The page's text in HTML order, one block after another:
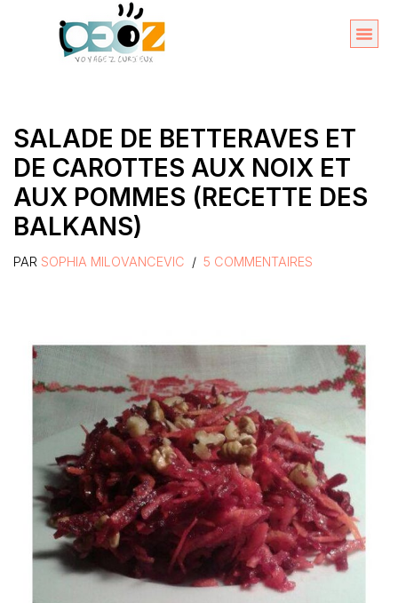
SALADE DE BETTERAVES ET
DE CAROTTES AUX NOIX ET
AUX POMMES (RECETTE DES
BALKANS)
PAR SOPHIA MILOVANCEVIC 5 COMMENTAIRES